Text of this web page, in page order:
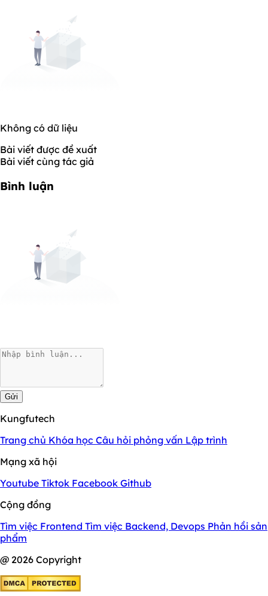
Không có dữ liệu
Bài viết được đề xuất
Bài viết cùng tác giả
Bình luận
Gửi
Kungfutech
Trang chủ Khóa học Câu hỏi phỏng vấn Lập trình
Mạng xã hội
Youtube Tiktok Facebook Github
Cộng đồng
Tìm việc Frontend Tìm việc Backend, Devops Phản hồi sản
phẩm
@ 2026 Copyright